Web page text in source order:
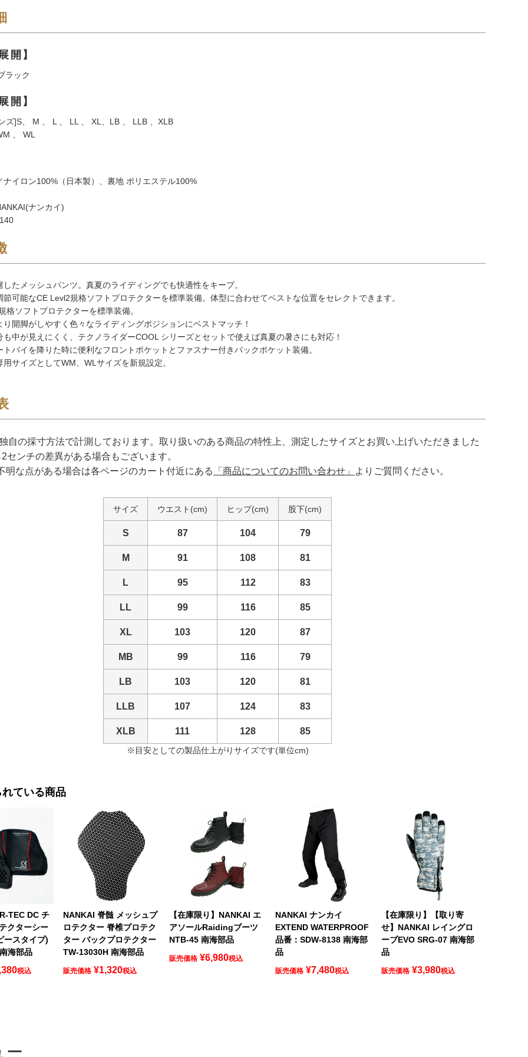
開】
ラック
開】
ズ]S、 M 、 L 、 LL 、 XL、LB 、 LLB 、XLB
、 WL
ナイロン100%（日本製）、裏地 ポリエステル100%
ナンカイ)
たメッシュパンツ。真夏のライディングでも快適性をキープ。
節可能なCE Levl2規格ソフトプロテクターを標準装備。体型に合わせてベストな位置をセレクトできます。
格ソフトプロテクターを標準装備。
り開脚がしやすく色々なライディングポジションにベストマッチ！
も中が見えにくく、テクノライダーCOOL シリーズとセットで使えば真夏の暑さにも対応！
トバイを降りた時に便利なフロントポケットとファスナー付きバックポケット装備。
サイズとしてWM、WLサイズを新規設定。
自の採寸方法で計測しております。取り扱いのある商品の特性上、測定したサイズとお買い上げいただきました
センチの差異がある場合もございます。
明な点がある場合は各ページのカート付近にある
「商品についてのお問い合わせ」 よりご質問ください。
サイズ ウエスト(cm) ヒップ(cm) 股下(cm)
S 87 104 79
M 91 108 81
L 95 112 83
LL 99 116 85
XL 103 120 87
MB 99 116 79
LB 103 120 81
LLB 107 124 83
XLB 111 128 85
※目安としての製品仕上がりサイズです(単位cm)
ている商品
TEC DC チ
クターシー
ースタイプ)
海部品
税込
NANKAI 脊髄 メッシュプ
ロテクター 脊椎プロテク
ター バックプロテクター
TW-13030H 南海部品
販売価格 ¥1,320税込
【在庫限り】NANKAI エ
アソールRaidingブーツ
NTB-45 南海部品
販売価格 ¥6,980税込
NANKAI ナンカイ
EXTEND WATERPROOF
品番：SDW-8138 南海部
品
販売価格 ¥7,480税込
【在庫限り】【取り寄
せ】NANKAI レイングロ
ーブEVO SRG-07 南海部
品
販売価格 ¥3,980税込
ー